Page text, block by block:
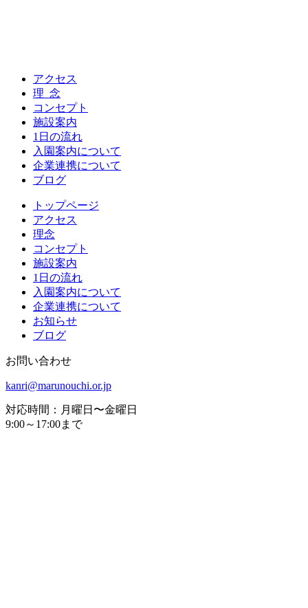
アクセス
理 念
コンセプト
施設案内
1日の流れ
入園案内について
企業連携について
ブログ
トップページ
アクセス
理念
コンセプト
施設案内
1日の流れ
入園案内について
企業連携について
お知らせ
ブログ
お問い合わせ
kanri@marunouchi.or.jp
対応時間：月曜日〜金曜日
9:00～17:00まで